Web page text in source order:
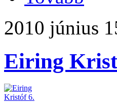
2010 június
Eiring